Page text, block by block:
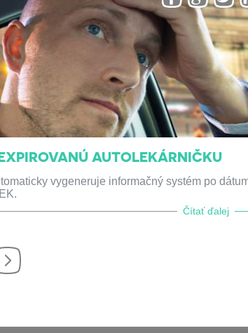
AUTOLEKÁRNIČKU
vygeneruje informačný systém po
Čítať ďalej